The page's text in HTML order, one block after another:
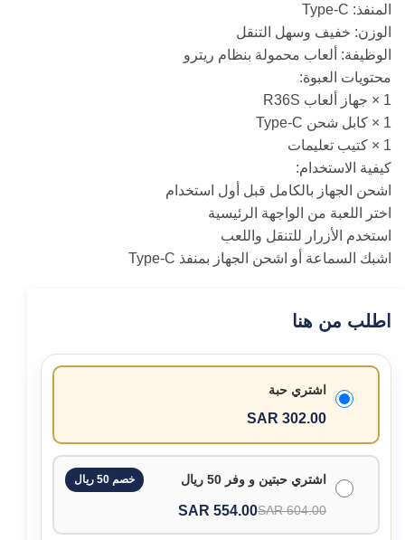
المنفذ: Type-C
الوزن: خفيف وسهل التنقل
الوظيفة: ألعاب محمولة بنظام ريترو
محتويات العبوة:
1 × جهاز ألعاب R36S
1 × كابل شحن Type-C
1 × كتيب تعليمات
كيفية الاستخدام:
اشحن الجهاز بالكامل قبل أول استخدام
اختر اللعبة من الواجهة الرئيسية
استخدم الأزرار للتنقل واللعب
اشبك السماعة أو اشحن الجهاز بمنفذ Type-C
اطلب من هنا
اشتري حبة
302.00 SAR
اشتري حبتين و وفر 50 ريال خصم 50 ريال
604.00 SAR
554.00 SAR